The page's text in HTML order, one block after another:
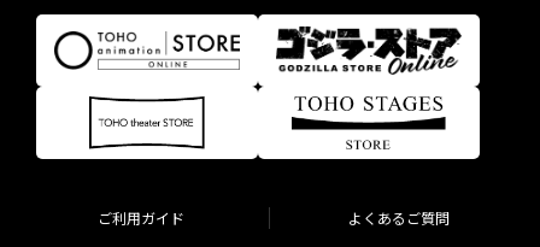
ご利用ガイド よくあるご質問